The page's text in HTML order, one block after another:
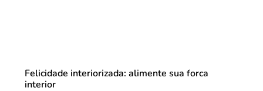
Felicidade interiorizada: alimente sua forca
interior